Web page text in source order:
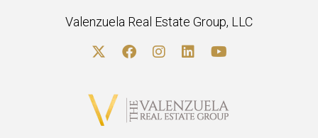
Valenzuela Real Estate Group, LLC